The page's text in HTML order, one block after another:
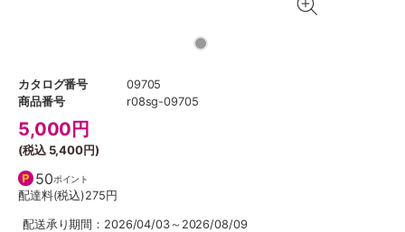
カタログ番号
09705
商品番号
r08sg-09705
5,000 円
(税込 5,400円)
50ポイント
配達料(税込)275円
配送承り期間：2026/04/03～2026/08/09